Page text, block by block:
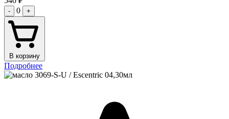
- 0 +
В корзину
Подробнее